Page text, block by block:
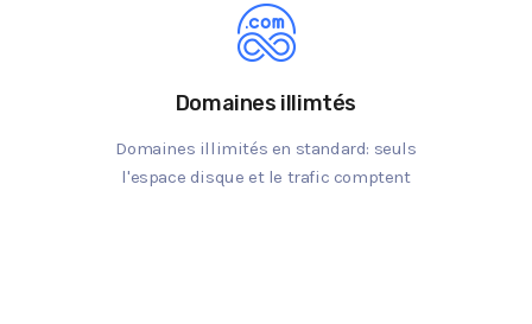
Domaines illimtés
Domaines illimités en standard: seuls
l'espace disque et le trafic comptent